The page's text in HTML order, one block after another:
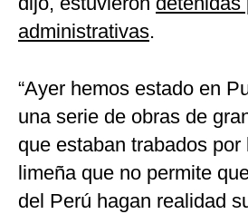
administrativas.
“Ayer hemos estado en
una serie de obras de
que estaban trabados por
limeña que no permite
del Perú hagan realidad